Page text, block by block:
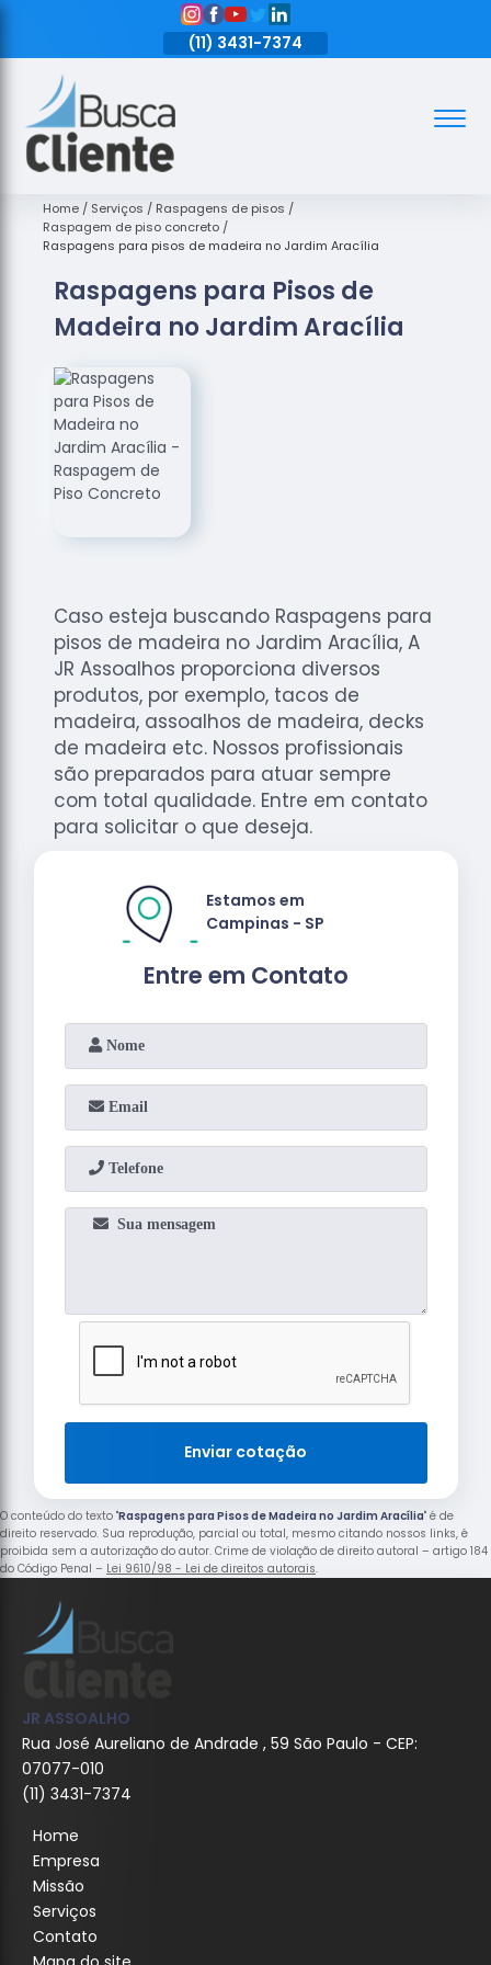
(11) 3431-7374
Assoalhos
de Madeira
Decks de
Empresas
de
de Madeira
Loja de
Assoalhos
Raspagem
de
Raspagem
de Tacos
de
Madeiras
Raspagens
de Pisos
Tacos de
Madeiras
Home Serviços
Raspagens de pisos
Raspagem de piso concreto
Raspagens para pisos de madeira no Jardim Aracília
Raspagens para Pisos de
Madeira no Jardim Aracília
Caso esteja buscando Raspagens para
pisos de madeira no Jardim Aracília, A
JR Assoalhos proporciona diversos
produtos, por exemplo, tacos de
madeira, assoalhos de madeira, decks
de madeira etc. Nossos profissionais
são preparados para atuar sempre
com total qualidade. Entre em contato
para solicitar o que deseja.
Entre em Contato
Estamos em
Campinas - SP
Enviar cotação
O conteúdo do texto "Raspagens para Pisos de Madeira no Jardim Aracília" é de
direito reservado. Sua reprodução, parcial ou total, mesmo citando nossos links, é
proibida sem a autorização do autor. Crime de violação de direito autoral – artigo 184
do Código Penal – Lei 9610/98 - Lei de direitos autorais.
JR ASSOALHO
Rua José Aureliano de Andrade , 59 São Paulo - CEP:
07077-010
(11) 3431-7374
Home
Empresa
Missão
Serviços
Contato